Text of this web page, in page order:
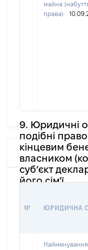
майна
права):
9. Юридичні
подібні
кінцевим
власником
суб’єкт
його сім'ї
№ ЮРИДИЧНА
Найменування